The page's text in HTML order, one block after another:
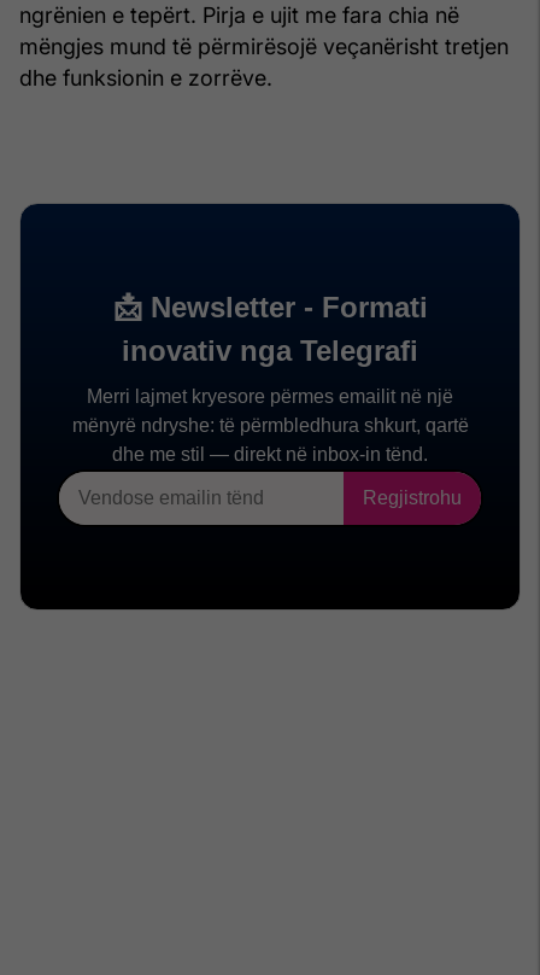
ngrënien e tepërt. Pirja e ujit me fara chia në
mëngjes mund të përmirësojë veçanërisht tretjen
dhe funksionin e zorrëve.